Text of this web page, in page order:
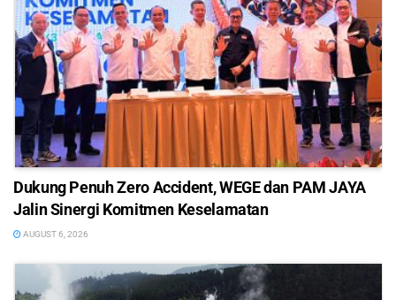
Dukung Penuh Zero Accident, WEGE dan PAM JAYA
Jalin Sinergi Komitmen Keselamatan
AUGUST 6, 2026